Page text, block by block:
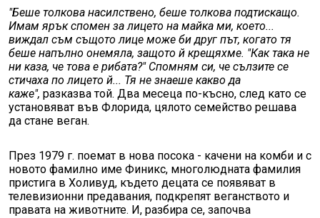
"Беше толкова насилствено, беше толкова подтискащо.
Имам ярък спомен за лицето на майка ми, което...
виждал съм същото лице може би друг път, когато тя
беше напълно онемяла, защото й крещяхме. "Как така не
ни каза, че това е рибата?" Спомням си, че сълзите се
стичаха по лицето й... Тя не знаеше какво да
каже", разказва той. Два месеца по-късно, след като се
установяват във Флорида, цялото семейство решава
да стане веган.
През 1979 г. поемат в нова посока - качени на комби и с
новото фамилно име Финикс, многолюдната фамилия
пристига в Холивуд, където децата се появяват в
телевизионни предавания, подкрепят веганството и
правата на животните. И, разбира се, започва